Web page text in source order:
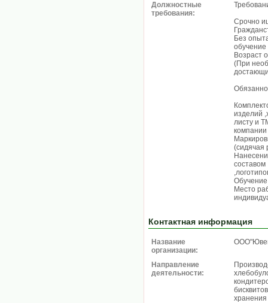
Должностные
требования:
Срочно
Без
обучение
Возраст
(При
изделий
листу и
компании
(сидячая
составом
Обучение
Место
Контактная информация
Название
организации:
Направление
деятельности:
хранения